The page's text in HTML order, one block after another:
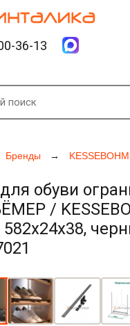
Бренды
обуви
/
582x24x38,
36-13